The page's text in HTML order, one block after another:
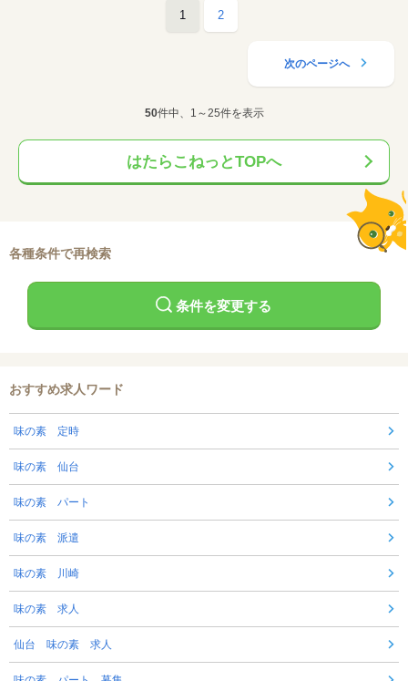
1 2
次のページへ
50件中、1～25件を表示
はたらこねっとTOPへ
各種条件で再検索
条件を変更する
おすすめ求人ワード
味の素 定時
味の素 仙台
味の素 パート
味の素 派遣
味の素 川崎
味の素 求人
仙台 味の素 求人